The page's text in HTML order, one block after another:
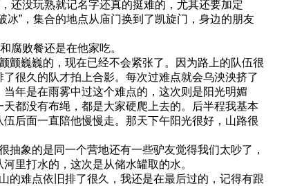
没玩熟就记名字还真的挺难的，尤其还要加定
”，集合的地点从庙门换到了凯旋门，身边的朋友
败餐还是在他家吃。
巍巍的，现在已经不会紧张了。因为路上的队伍很
很久的队才拍上合影。每次过难点就会乌泱泱挤了
年是在雨雾中过这个难点的，这次则是阳光明媚
都没有布绳，都是大家硬爬上去的。后半程我基本
后面一直陪他慢慢走。那天下午阳光很好，山路很
象的是同一个营地还有一些驴友觉得我们太吵了，
里打水的，这次是从储水罐取的水。
难点依旧排了很久，我还是在最后过的，记得有跟